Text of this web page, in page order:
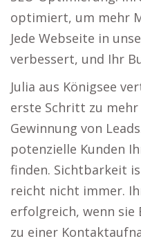
optimiert, um mehr
Jede Webseite in
verbessert, und Ihr
Julia aus Königsee
erste Schritt zu
Gewinnung von
potenzielle Kunden
finden. Sichtbarkeit
reicht nicht immer.
erfolgreich, wenn sie
zu einer